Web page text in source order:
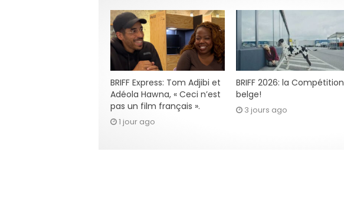
BRIFF Express: Tom Adjibi et
Adéola Hawna, « Ceci n’est
pas un film français ».
1 jour ago
BRIFF 2026: la Compétition
belge!
3 jours ago